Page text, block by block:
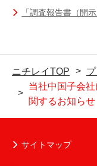
「調査報告書（開示
ニチレイTOP
当社中国子会
関するお知らせ
サイトマップ